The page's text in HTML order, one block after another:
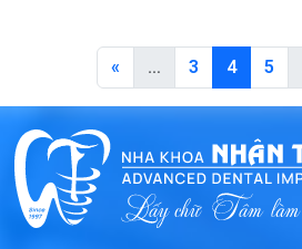
« … 3 4 5